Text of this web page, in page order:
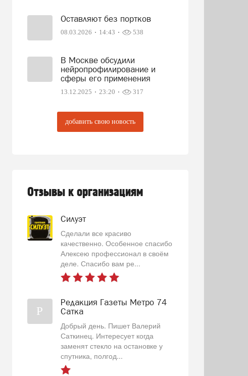
Оставляют без портков
08.03.2026 14:43 538
В Москве обсудили
нейропрофилирование и
сферы его применения
13.12.2025 23:20 317
добавить свою новость
Отзывы к организациям
Силуэт
Сделали все красиво
качественно. Особенное спасибо
Алексею профессионал в своём
деле. Спасибо вам ре...
Р
Редакция Газеты Метро 74
Сатка
Добрый день. Пишет Валерий
Саткинец. Интересует когда
заменят стекло на остановке у
спутника, полгод...